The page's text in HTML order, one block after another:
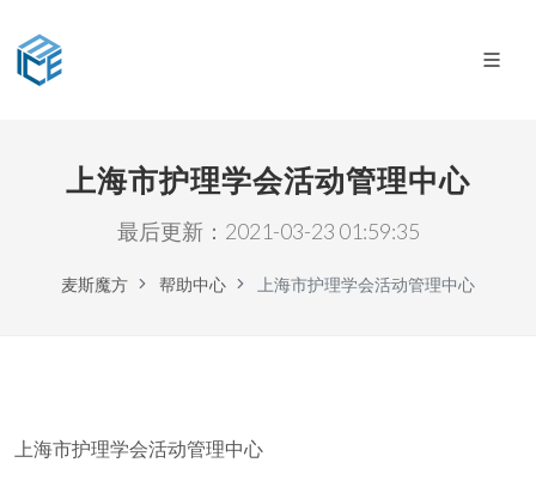
上海市护理学会活动管理中心
最后更新：2021-03-23 01:59:35
麦斯魔方 帮助中心 上海市护理学会活动管理中心
上海市护理学会活动管理中心